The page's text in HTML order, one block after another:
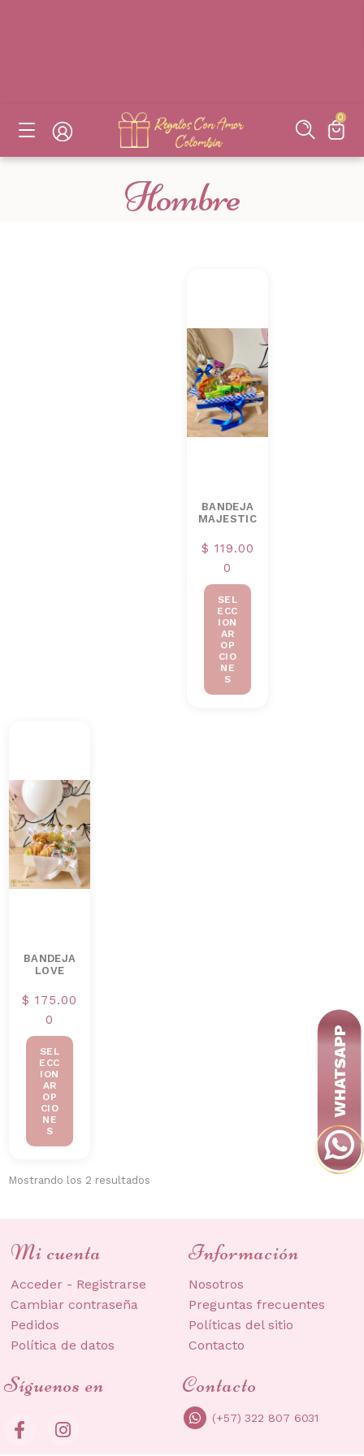
0
Hombre
BANDEJA
MAJESTIC
$ 119.00
0
SEL
ECC
ION
AR
OP
CIO
NE
S
BANDEJA
LOVE
$ 175.00
0
SEL
ECC
ION
AR
OP
CIO
NE
S
Mostrando los 2 resultados
Contacto
(+57) 322 807 6031
Síguenos en
Información
Nosotros
Preguntas frecuentes
Políticas del sitio
Contacto
Mi cuenta
Acceder - Registrarse
Cambiar contraseña
Pedidos
Política de datos